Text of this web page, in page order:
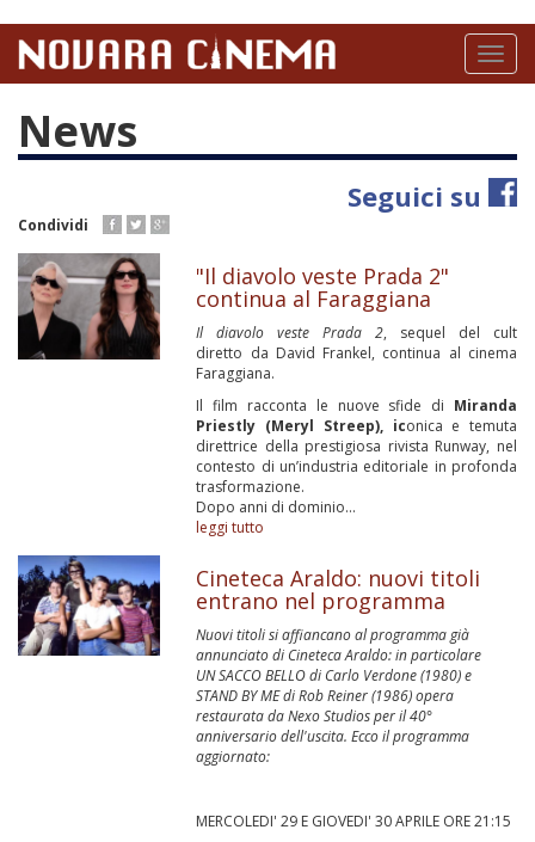
contenuto
Toggle
News
Seguici su
Condividi
"Il diavolo veste Prada 2"
continua al Faraggiana
Il diavolo veste Prada 2, sequel del cult
diretto da David Frankel, continua al cinema
Faraggiana.
Il film racconta le nuove sfide di Miranda
Priestly (Meryl Streep), iconica e temuta
direttrice della prestigiosa rivista Runway, nel
contesto di un’industria editoriale in profonda
trasformazione.
Dopo anni di dominio...
leggi tutto
Cineteca Araldo: nuovi titoli
entrano nel programma
Nuovi titoli si affiancano al programma già
annunciato di Cineteca Araldo: in particolare
UN SACCO BELLO di Carlo Verdone (1980) e
STAND BY ME di Rob Reiner (1986) opera
restaurata da Nexo Studios per il 40°
anniversario dell'uscita. Ecco il programma
aggiornato:
MERCOLEDI' 29 E GIOVEDI' 30 APRILE ORE 21:15